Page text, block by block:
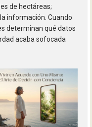
de hectáreas;
información. Cuando
determinan qué datos
acaba sofocada